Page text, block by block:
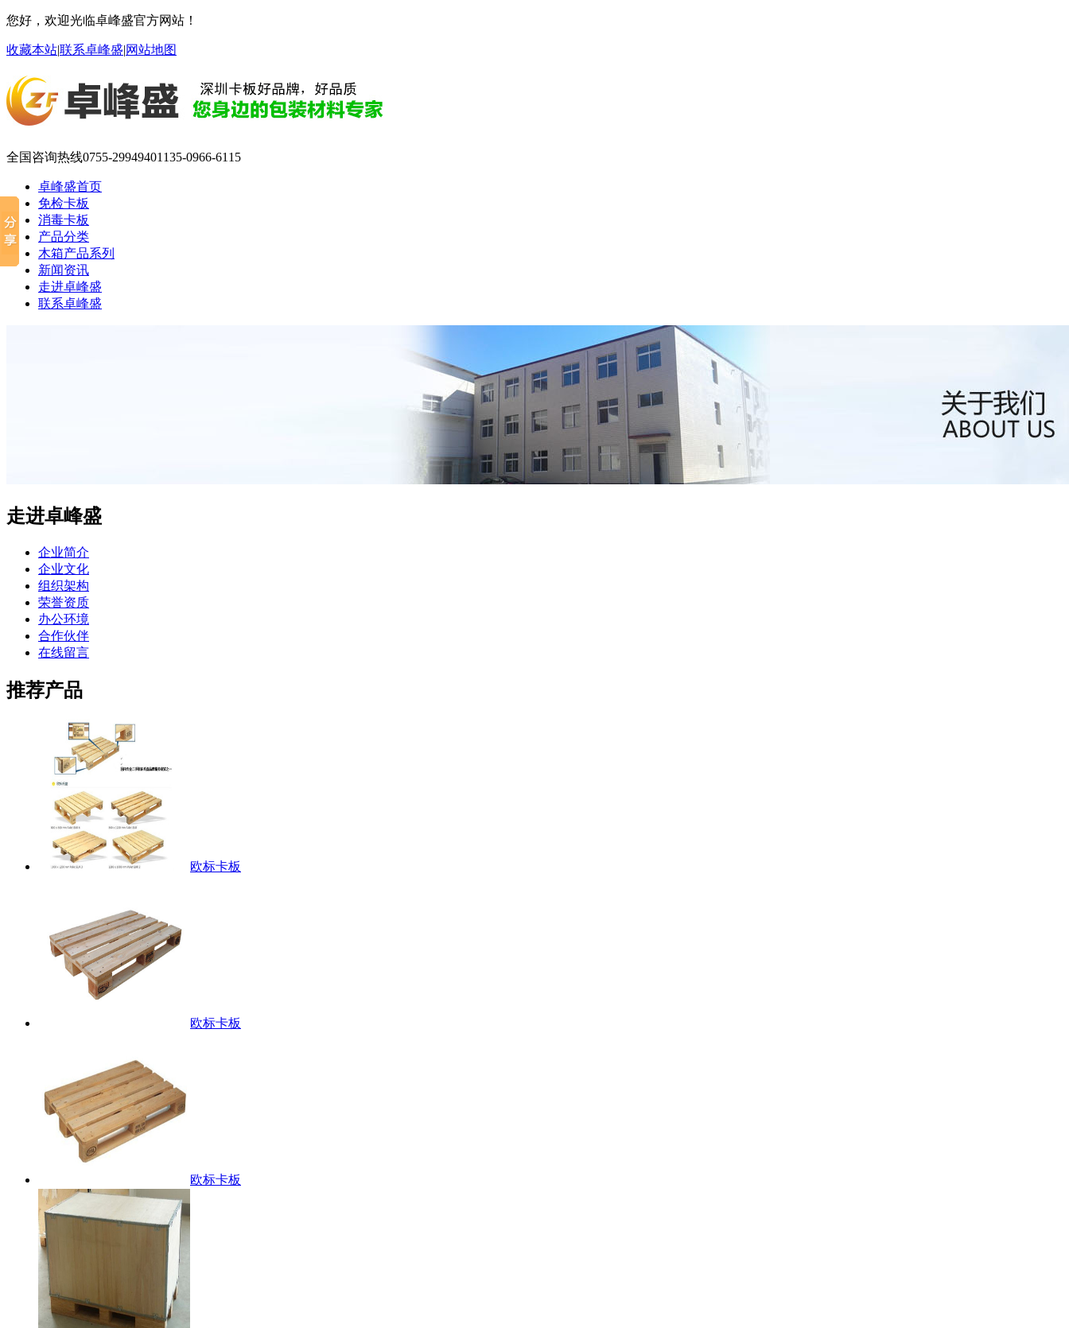
您好，欢迎光临卓峰盛官方网站！
收藏本站|联系卓峰盛|网站地图
全国咨询热线0755-29949401 135-0966-6115
卓峰盛首页
免检卡板
消毒卡板
产品分类
木箱产品系列
新闻资讯
走进卓峰盛
联系卓峰盛
走进卓峰盛
企业简介
企业文化
组织架构
荣誉资质
办公环境
合作伙伴
在线留言
推荐产品
欧标卡板
欧标卡板
欧标卡板